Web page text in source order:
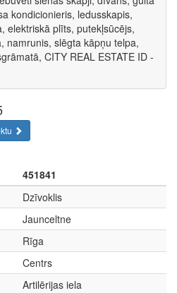
kondicionieris, ledusskapis,
elektriskā plīts, putekļsūcējs,
namrunis, slēgta kāpņu telpa,
CITY REAL ESTATE ID -
451841
Dzīvoklis
Jaunceltne
Rīga
Centrs
Artilērijas iela